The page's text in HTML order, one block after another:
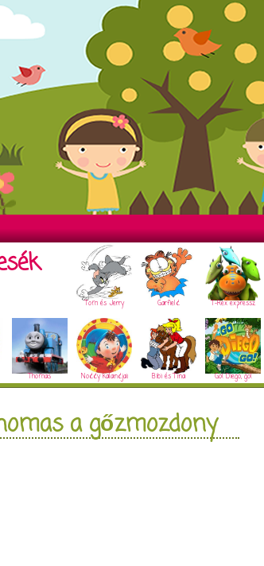
Tom és Jerry Garfield T-Rex expressz
Thomas Noddy kalandjai Bibi és Tina Go! Diego, go!
a gőzmozdony